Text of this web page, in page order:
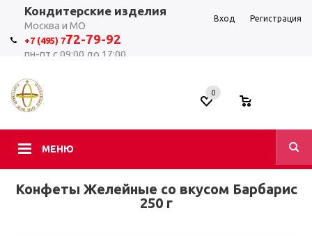
Кондитерские изделия
Москва и МО
+7 (495) 772-79-92
пн-пт с 09:00 до 17:00
Вход Регистрация
МЕНЮ
0
Конфеты Желейные со вкусом Барбарис
250 г